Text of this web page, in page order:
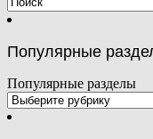
Популярные
Популярные разделы